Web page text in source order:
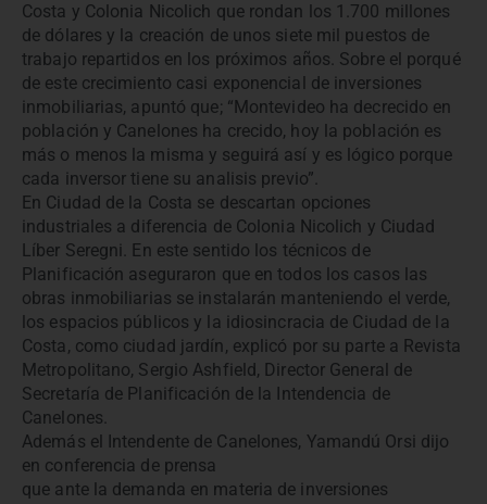
Costa y Colonia Nicolich que rondan los 1.700 millones
de dólares y la creación de unos siete mil puestos de
trabajo repartidos en los próximos años. Sobre el porqué
de este crecimiento casi exponencial de inversiones
inmobiliarias, apuntó que; “Montevideo ha decrecido en
población y Canelones ha crecido, hoy la población es
más o menos la misma y seguirá así y es lógico porque
cada inversor tiene su analisis previo”.
En Ciudad de la Costa se descartan opciones
industriales a diferencia de Colonia Nicolich y Ciudad
Líber Seregni. En este sentido los técnicos de
Planificación aseguraron que en todos los casos las
obras inmobiliarias se instalarán manteniendo el verde,
los espacios públicos y la idiosincracia de Ciudad de la
Costa, como ciudad jardín, explicó por su parte a Revista
Metropolitano, Sergio Ashfield, Director General de
Secretaría de Planificación de la Intendencia de
Canelones.
Además el Intendente de Canelones, Yamandú Orsi dijo
en conferencia de prensa
que ante la demanda en materia de inversiones